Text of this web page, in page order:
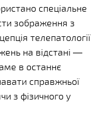
спеціальне
зображення з
телепатології
на відстані —
в останнє
справжньої
з фізичного у